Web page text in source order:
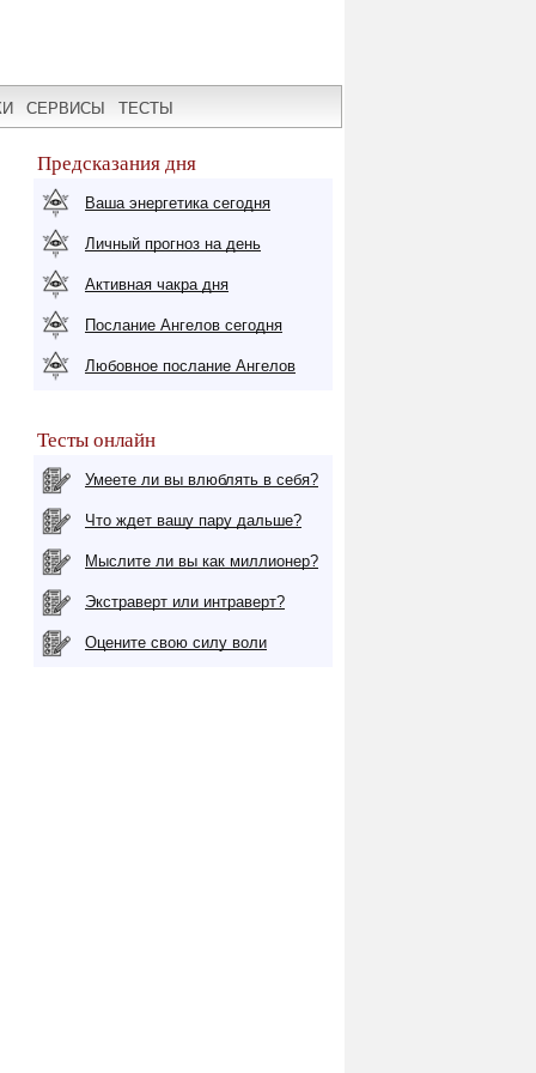
СЕРВИСЫ ТЕСТЫ
Предсказания дня
Ваша энергетика сегодня
Личный прогноз на день
Активная чакра дня
Послание Ангелов сегодня
Любовное послание Ангелов
Тесты онлайн
Умеете ли вы влюблять в себя?
Что ждет вашу пару дальше?
Мыслите ли вы как миллионер?
Экстраверт или интраверт?
Оцените свою силу воли